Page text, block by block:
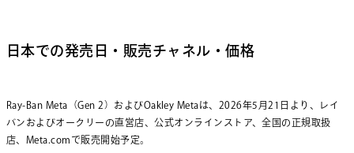
日本での発売日・販売チャネル・価格
Ray-Ban Meta（Gen 2）およびOakley Metaは、2026年5月21日より、レイ
バンおよびオークリーの直営店、公式オンラインストア、全国の正規取扱
店、Meta.comで販売開始予定。